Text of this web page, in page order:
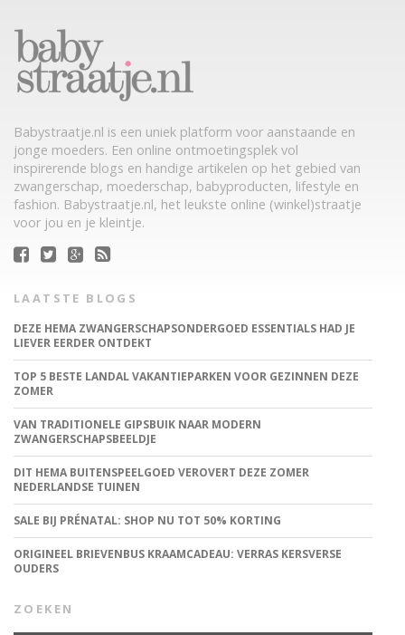
Babystraatje.nl is een uniek platform voor aanstaande en
jonge moeders. Een online ontmoetingsplek vol
inspirerende blogs en handige artikelen op het gebied van
zwangerschap, moederschap, babyproducten, lifestyle en
fashion. Babystraatje.nl, het leukste online (winkel)straatje
voor jou en je kleintje.
LAATSTE BLOGS
DEZE HEMA ZWANGERSCHAPSONDERGOED ESSENTIALS HAD JE
LIEVER EERDER ONTDEKT
TOP 5 BESTE LANDAL VAKANTIEPARKEN VOOR GEZINNEN DEZE
ZOMER
VAN TRADITIONELE GIPSBUIK NAAR MODERN
ZWANGERSCHAPSBEELDJE
DIT HEMA BUITENSPEELGOED VEROVERT DEZE ZOMER
NEDERLANDSE TUINEN
SALE BIJ PRÉNATAL: SHOP NU TOT 50% KORTING
ORIGINEEL BRIEVENBUS KRAAMCADEAU: VERRAS KERSVERSE
OUDERS
ZOEKEN